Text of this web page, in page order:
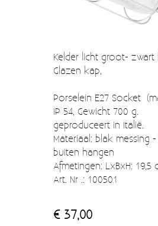
Kapstokken & Haken
Meubelgrepen
Voorraadbakjes
Kastinrichting
Badkamer
Keuken accessoires
Smeg 50s klein elektro
Kelder licht groot-
Glazen kap,
Porselein E27 Socket
IP 54, Gewicht 700 g.
geproduceert in Italië.
Materiaal: blak messing
buiten hangen
Afmetingen: LxBxH:
Art. Nr .: 100501
€ 37,00